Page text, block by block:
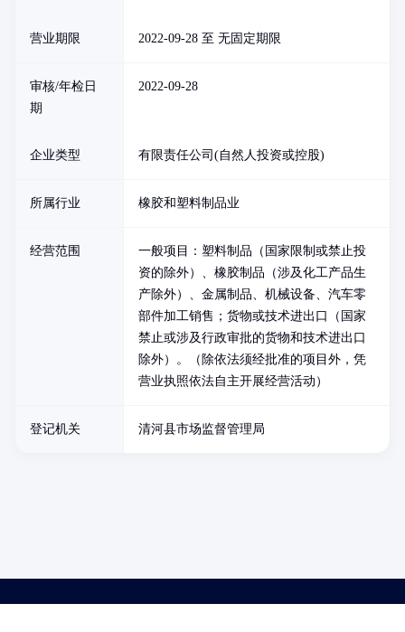
营业期限 2022-09-28 至 无固定期限
审核/年检日
期
2022-09-28
企业类型 有限责任公司(自然人投资或控股)
所属行业 橡胶和塑料制品业
经营范围
一般项目：塑料制品（国家限制或禁止投
资的除外）、橡胶制品（涉及化工产品生
产除外）、金属制品、机械设备、汽车零
部件加工销售；货物或技术进出口（国家
禁止或涉及行政审批的货物和技术进出口
除外）。（除依法须经批准的项目外，凭
营业执照依法自主开展经营活动）
登记机关 清河县市场监督管理局